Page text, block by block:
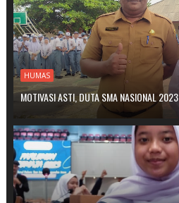
HUMAS
MOTIVASI ASTI, DUTA SMA NASIONAL 2023